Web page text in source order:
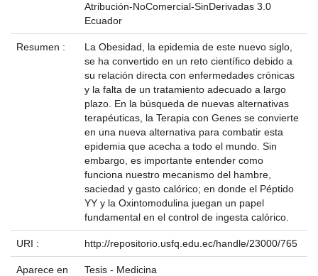
Atribución-NoComercial-SinDerivadas 3.0
Ecuador
Resumen :
La Obesidad, la epidemia de este nuevo siglo,
se ha convertido en un reto científico debido a
su relación directa con enfermedades crónicas
y la falta de un tratamiento adecuado a largo
plazo. En la búsqueda de nuevas alternativas
terapéuticas, la Terapia con Genes se convierte
en una nueva alternativa para combatir esta
epidemia que acecha a todo el mundo. Sin
embargo, es importante entender como
funciona nuestro mecanismo del hambre,
saciedad y gasto calórico; en donde el Péptido
YY y la Oxintomodulina juegan un papel
fundamental en el control de ingesta calórico.
URI : http://repositorio.usfq.edu.ec/handle/23000/765
Aparece en
Tesis - Medicina